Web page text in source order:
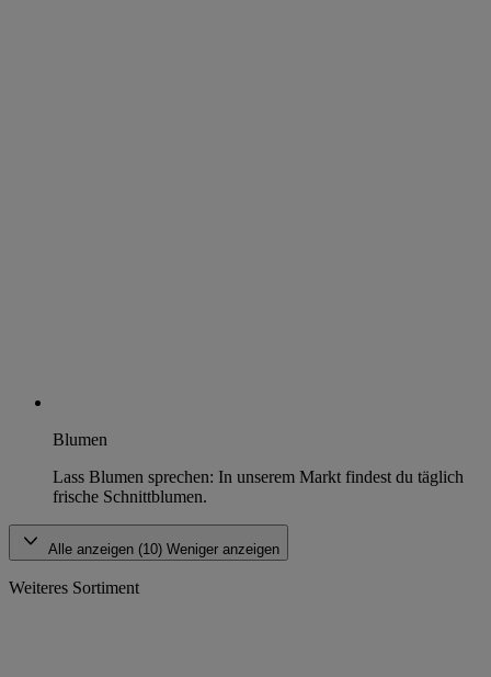
Blumen
Lass Blumen sprechen: In unserem Markt findest du täglich
frische Schnittblumen.
Alle anzeigen (10) Weniger anzeigen
Weiteres Sortiment